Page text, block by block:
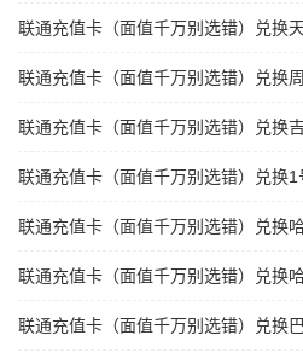
联通充值卡（面值千万别选错）兑换
联通充值卡（面值千万别选错）兑换
联通充值卡（面值千万别选错）兑换
联通充值卡（面值千万别选错）兑换1
联通充值卡（面值千万别选错）兑换
联通充值卡（面值千万别选错）兑换
联通充值卡（面值千万别选错）兑换